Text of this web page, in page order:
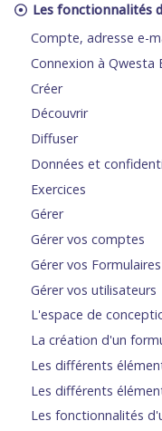
Les fonctionnalités
Compte, adresse e-
Connexion à Qwesta
Créer
Découvrir
Diffuser
Données et
Exercices
Gérer
Gérer vos comptes
Gérer vos Formulaires
Gérer vos utilisateurs
L'espace de
La création d'un
Les différents
Les différents
Les fonctionnalités